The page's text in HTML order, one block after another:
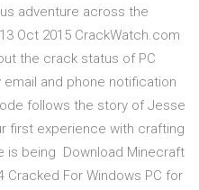
adventure across the
Oct 2015 CrackWatch.com
the crack status of PC
and phone notification
follows the story of Jesse
first experience with crafting
is being Download Minecraft
Cracked For Windows PC for